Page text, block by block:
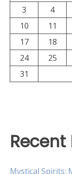
3
4
10
11
17
18
24
25
31
Recent
Mystical Spirits: